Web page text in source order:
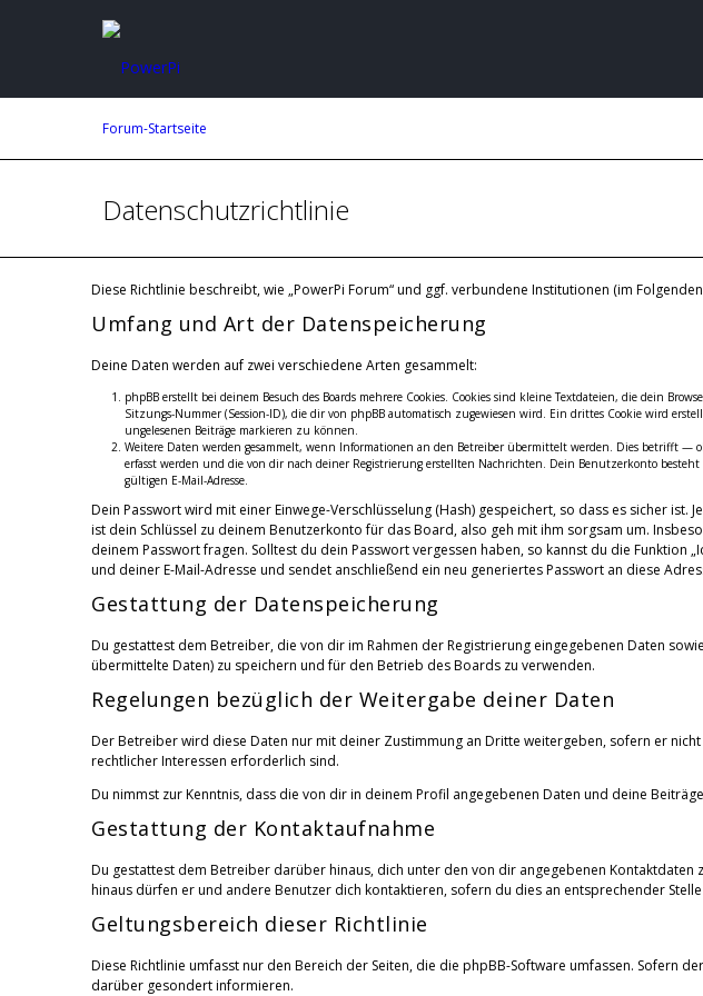
Forum-Startseite
Datenschutzrichtlinie
Diese Richtlinie beschreibt, wie „PowerPi Forum“ und ggf. verbundene Institutionen (im
Umfang und Art der Datenspeicherung
Deine Daten werden auf zwei verschiedene Arten gesammelt:
phpBB erstellt bei deinem Besuch des Boards mehrere Cookies. Cookies sind kleine Textdateien, die dein
Sitzungs-Nummer (Session-ID), die dir von phpBB automatisch zugewiesen wird. Ein drittes Cookie wird
ungelesenen Beiträge markieren zu können.
Weitere Daten werden gesammelt, wenn Informationen an den Betreiber übermittelt werden. Dies betrifft
erfasst werden und die von dir nach deiner Registrierung erstellten Nachrichten. Dein Benutzerkonto
gültigen E-Mail-Adresse.
Dein Passwort wird mit einer Einwege-Verschlüsselung (Hash) gespeichert, so dass es sicher
ist dein Schlüssel zu deinem Benutzerkonto für das Board, also geh mit ihm sorgsam um.
deinem Passwort fragen. Solltest du dein Passwort vergessen haben, so kannst du die Funktion
und deiner E-Mail-Adresse und sendet anschließend ein neu generiertes Passwort an diese
Gestattung der Datenspeicherung
Du gestattest dem Betreiber, die von dir im Rahmen der Registrierung eingegebenen Daten
übermittelte Daten) zu speichern und für den Betrieb des Boards zu verwenden.
Regelungen bezüglich der Weitergabe deiner Daten
Der Betreiber wird diese Daten nur mit deiner Zustimmung an Dritte weitergeben, sofern er
rechtlicher Interessen erforderlich sind.
Du nimmst zur Kenntnis, dass die von dir in deinem Profil angegebenen Daten und deine
Gestattung der Kontaktaufnahme
Du gestattest dem Betreiber darüber hinaus, dich unter den von dir angegebenen
hinaus dürfen er und andere Benutzer dich kontaktieren, sofern du dies an entsprechender
Geltungsbereich dieser Richtlinie
Diese Richtlinie umfasst nur den Bereich der Seiten, die die phpBB-Software umfassen.
darüber gesondert informieren.